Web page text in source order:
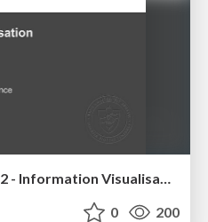
0 200